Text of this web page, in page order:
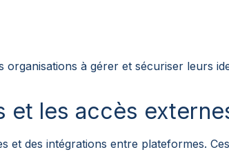
à gérer et sécuriser leurs
et les accès
et des intégrations entre plateformes.